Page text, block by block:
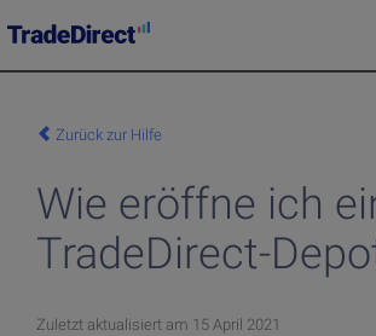
Marktnachrichten
Zurück zur Hilfe
Wie eröffne ich
TradeDirect-
Zuletzt aktualisiert am 15 April 2021